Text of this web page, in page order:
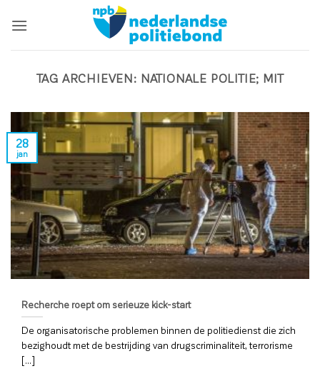
naar
TAG ARCHIEVEN: NATIONALE POLITIE; MIT
Recherche roept om serieuze kick-start
De organisatorische problemen binnen de politiedienst die zich
bezighoudt met de bestrijding van drugscriminaliteit, terrorisme
[...]
28
jan